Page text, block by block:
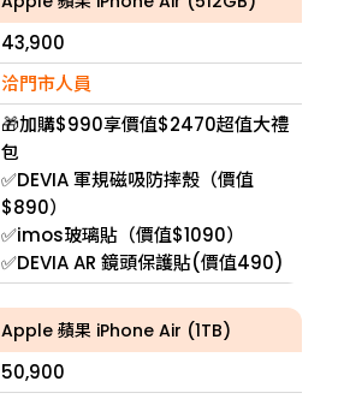
43,900
洽門市人員
🎁加購$990享價值$2470超值大禮
包
✅DEVIA 軍規磁吸防摔殼（價值
$890）
✅imos玻璃貼（價值$1090）
✅DEVIA AR 鏡頭保護貼(價值490)
Apple 蘋果 iPhone Air (1TB)
50,900